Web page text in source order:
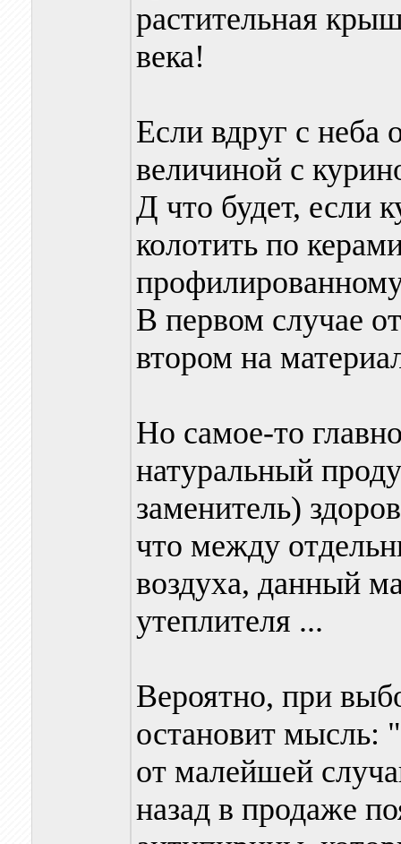
растительная
века!
Если вдруг с неба
величиной с
Д что будет, если
колотить по
В первом случае
втором на
Но самое-то
натуральный
заменитель)
что между
воздуха, данный
утеплителя ...
Вероятно, при
остановит мысль:
от малейшей
назад в продаже